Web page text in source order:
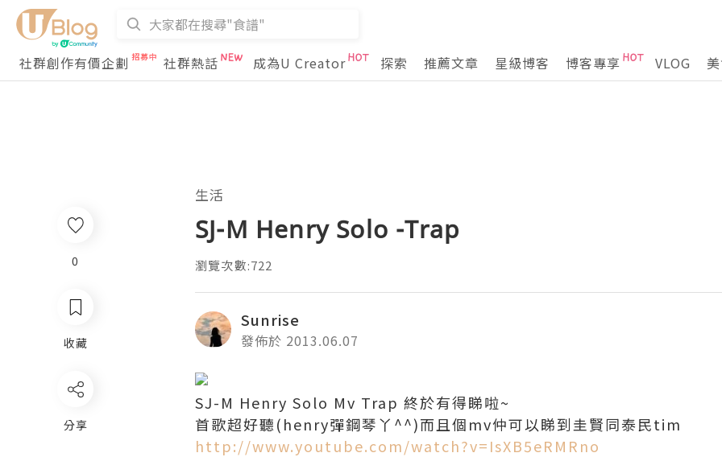
社群創作有價企劃 社群熱話 成為U Creator 探索 推薦文章 星級博客 博客專享 VLOG
生活
SJ-M Henry Solo -Trap
瀏覽次數:722
Sunrise
發佈於 2013.06.07
SJ-M Henry Solo Mv Trap 終於有得睇啦~
首歌超好聽(henry彈鋼琴丫^^)而且個mv仲可以睇到圭賢同泰民tim
http://www.youtube.com/watch?v=IsXB5eRMRno
0
收藏
分享